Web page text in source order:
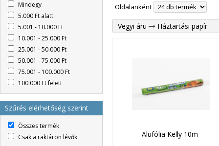
Mindegy
5.000 Ft alatt
5.001 - 10.000 Ft
10.001 - 25.000 Ft
25.001 - 50.000 Ft
50.001 - 75.000 Ft
75.001 - 100.000 Ft
100.000 Ft felett
Szűrés elérhetőség szerint
Összes termék
Csak a raktáron lévők
Oldalanként
Vegyi áru Háztartási papír
Alufólia Kelly 10m